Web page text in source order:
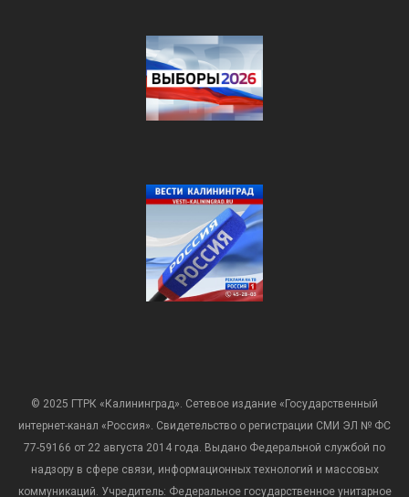
© 2025 ГТРК «Калининград». Сетевое издание «Государственный
интернет-канал «Россия». Свидетельство о регистрации СМИ ЭЛ № ФС
77-59166 от 22 августа 2014 года. Выдано Федеральной службой по
надзору в сфере связи, информационных технологий и массовых
коммуникаций. Учредитель: Федеральное государственное унитарное